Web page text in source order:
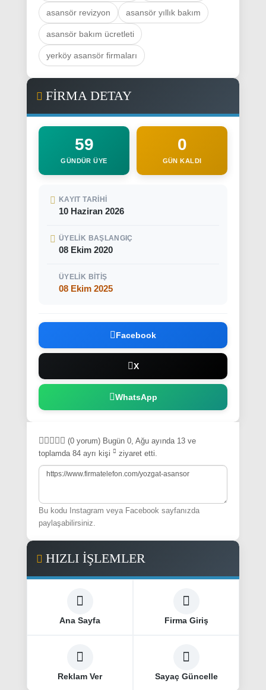
asansör revizyon asansör yıllık bakım
asansör bakım ücretleti
yerköy asansör firmaları
FİRMA DETAY
59
GÜNDÜR ÜYE
0
GÜN KALDI
KAYIT TARIHI
10 Haziran 2026
ÜYELIK BAŞLANGIÇ
08 Ekim 2020
ÜYELIK BITIŞ
08 Ekim 2025
Facebook
X
WhatsApp
(0 yorum) Bugün 0, Ağu ayında 13 ve
toplamda 84 ayrı kişi ziyaret etti.
Bu kodu Instagram veya Facebook sayfanızda
paylaşabilirsiniz.
HIZLI İŞLEMLER
Ana Sayfa Firma Giriş
Reklam Ver Sayaç Güncelle